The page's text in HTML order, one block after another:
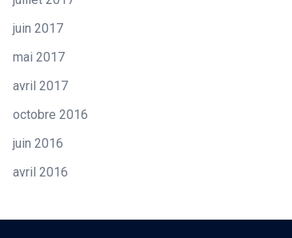
juin 2017
mai 2017
avril 2017
octobre 2016
juin 2016
avril 2016